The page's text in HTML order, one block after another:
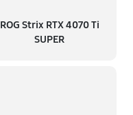
ROG Strix RTX 4070 Ti
SUPER